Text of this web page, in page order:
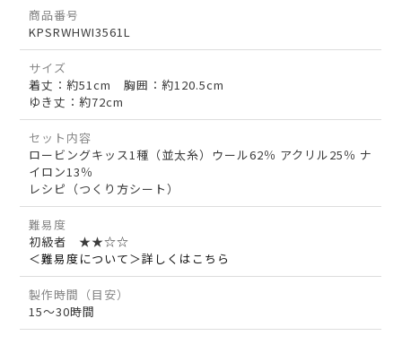
商品番号
KPSRWHWI3561L
サイズ
着丈：約51cm 胸囲：約120.5cm
ゆき丈：約72cm
セット内容
ロービングキッス1種（並太糸）ウール62％ アクリル25％ ナ
イロン13％
レシピ（つくり方シート）
難易度
初級者 ★★☆☆
＜難易度について＞詳しくはこちら
製作時間（目安）
15～30時間